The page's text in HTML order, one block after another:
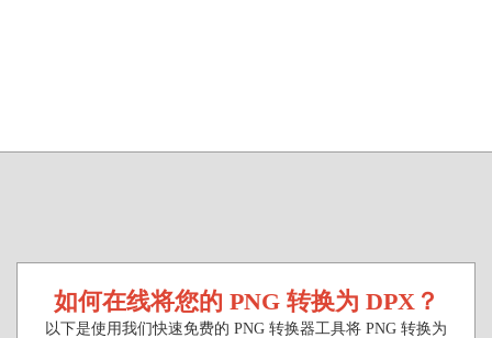
如何在线将您的 PNG 转换为 DPX？
以下是使用我们快速免费的 PNG 转换器工具将 PNG 转换为